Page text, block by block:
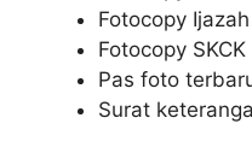
Fotocopy
Fotocopy SKCK
Pas foto
Surat